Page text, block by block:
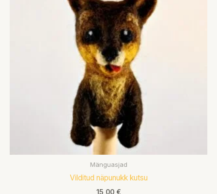
Mänguasjad
Vilditud näpunukk kutsu
15,00 €